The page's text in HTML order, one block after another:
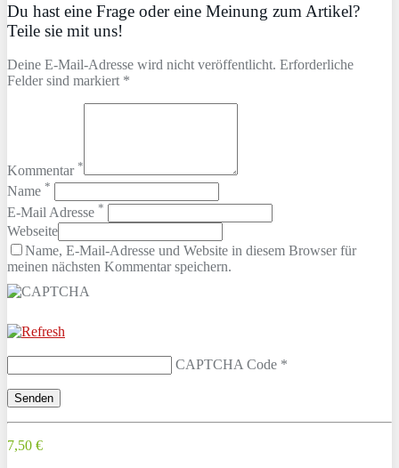
Du hast eine Frage oder eine Meinung zum Artikel?
Teile sie mit uns!
Deine E-Mail-Adresse wird nicht veröffentlicht. Erforderliche
Felder sind markiert *
Kommentar *
Name *
E-Mail Adresse *
Webseite
Name, E-Mail-Adresse und Website in diesem Browser für
meinen nächsten Kommentar speichern.
CAPTCHA Code *
7,50 €